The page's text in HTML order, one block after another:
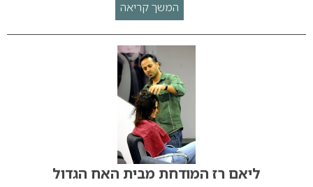
המשך קריאה
ליאם רז המודחת מבית האח הגדול